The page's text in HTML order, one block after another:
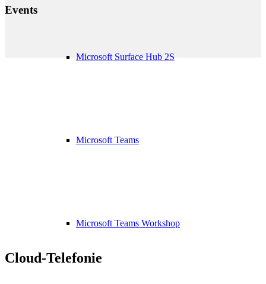
Microsoft Surface Hub 2S
Microsoft Teams
Microsoft Teams Workshop
Events
Cloud-Telefonie